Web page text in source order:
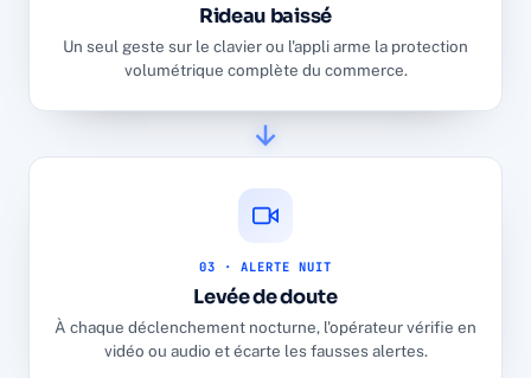
Rideau baissé
Un seul geste sur le clavier ou l'appli arme la protection
volumétrique complète du commerce.
03 · ALERTE NUIT
Levée de doute
À chaque déclenchement nocturne, l'opérateur vérifie en
vidéo ou audio et écarte les fausses alertes.